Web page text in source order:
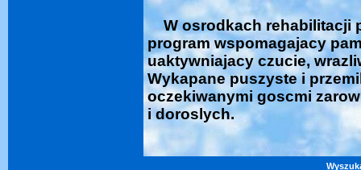
W osrodkach rehabilitacji
program wspomagajacy
uaktywniajacy czucie,
Wykapane puszyste i
oczekiwanymi goscmi
i doroslych.